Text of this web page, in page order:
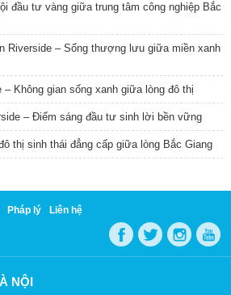
đầu tư vàng giữa trung tâm công nghiệp Bắc
Riverside – Sống thượng lưu giữa miền xanh
– Không gian sống xanh giữa lòng đô thị
– Điểm sáng đầu tư sinh lời bền vững
thị sinh thái đẳng cấp giữa lòng Bắc Giang
Pháp lý Liên hệ
NỘI